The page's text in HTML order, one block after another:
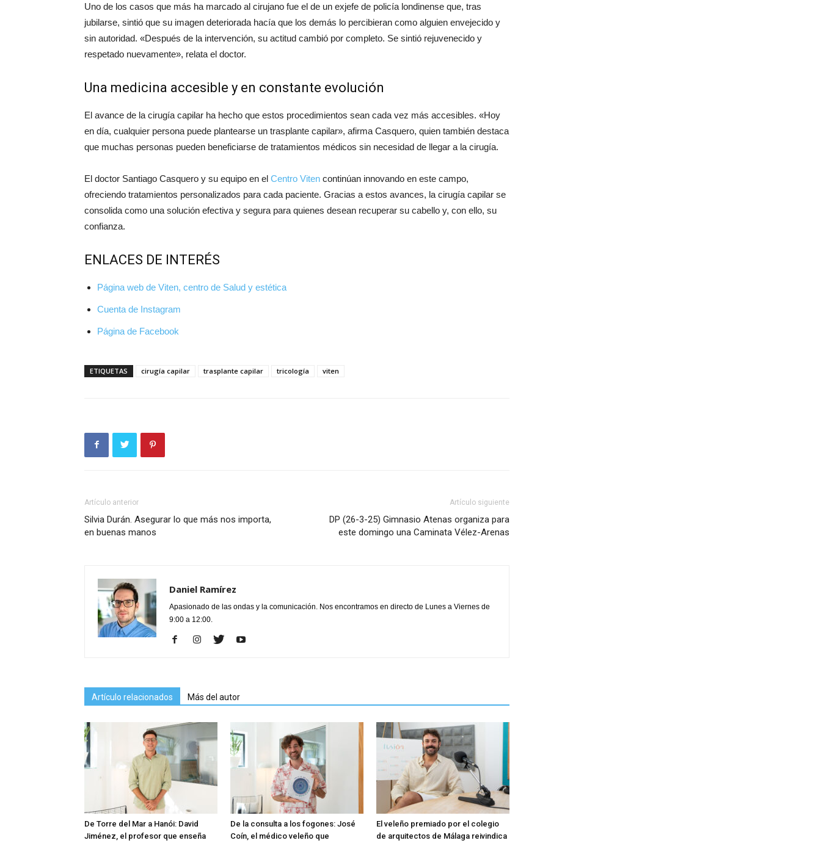
Uno de los casos que más ha marcado al cirujano fue el de un exjefe de policía londinense que, tras
jubilarse, sintió que su imagen deteriorada hacía que los demás lo percibieran como alguien envejecido y
sin autoridad. «Después de la intervención, su actitud cambió por completo. Se sintió rejuvenecido y
respetado nuevamente», relata el doctor.
Una medicina accesible y en constante evolución
El avance de la cirugía capilar ha hecho que estos procedimientos sean cada vez más accesibles. «Hoy
en día, cualquier persona puede plantearse un trasplante capilar», afirma Casquero, quien también destaca
que muchas personas pueden beneficiarse de tratamientos médicos sin necesidad de llegar a la cirugía.
El doctor Santiago Casquero y su equipo en el Centro Viten continúan innovando en este campo,
ofreciendo tratamientos personalizados para cada paciente. Gracias a estos avances, la cirugía capilar se
consolida como una solución efectiva y segura para quienes desean recuperar su cabello y, con ello, su
confianza.
ENLACES DE INTERÉS
Página web de Viten, centro de Salud y estética
Cuenta de Instagram
Página de Facebook
ETIQUETAS cirugía capilar trasplante capilar tricología viten
Artículo anterior
Silvia Durán. Asegurar lo que más nos importa,
en buenas manos
Artículo siguiente
DP (26-3-25) Gimnasio Atenas organiza para
este domingo una Caminata Vélez-Arenas
Daniel Ramírez
Apasionado de las ondas y la comunicación. Nos encontramos en directo de Lunes a Viernes de
9:00 a 12:00.
Artículo relacionados Más del autor
De Torre del Mar a Hanói: David
Jiménez, el profesor que enseña
De la consulta a los fogones: José
Coín, el médico veleño que
El veleño premiado por el colegio
de arquitectos de Málaga reivindica